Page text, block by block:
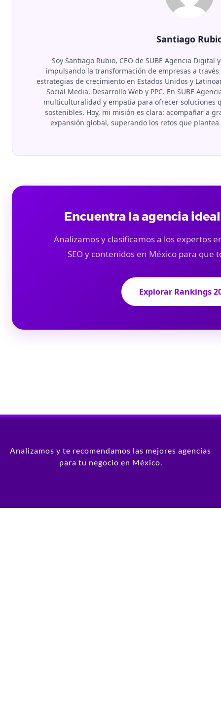
Santiago
Soy Santiago Rubio, CEO de SUBE Agencia
impulsando la transformación de empresas a
estrategias de crecimiento en Estados Unidos y
Social Media, Desarrollo Web y PPC. En SUBE
multiculturalidad y empatía para ofrecer soluciones
sostenibles. Hoy, mi misión es clara: acompañar a
expansión global, superando los retos que
Encuentra la agencia
Analizamos y clasificamos a los expertos
SEO y contenidos en México para que
Explorar Rankings
Analizamos y te recomendamos las mejores agencias
para tu negocio en México.